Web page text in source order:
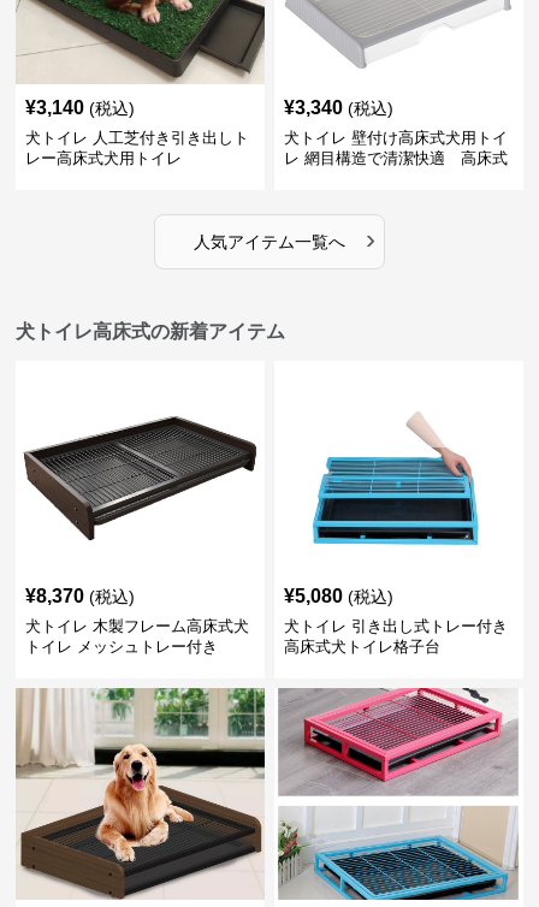
¥3,140 (税込)
犬トイレ 人工芝付き引き出しト
レー高床式犬用トイレ
¥3,340 (税込)
犬トイレ 壁付け高床式犬用トイ
レ 網目構造で清潔快適 高床式
人気アイテム一覧へ ›
犬トイレ高床式の新着アイテム
¥8,370 (税込)
犬トイレ 木製フレーム高床式犬
トイレ メッシュトレー付き
¥5,080 (税込)
犬トイレ 引き出し式トレー付き
高床式犬トイレ格子台